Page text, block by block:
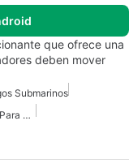
que ofrece una
deben mover
Submarinos
Juegos De Aventuras Y Accion Para Android